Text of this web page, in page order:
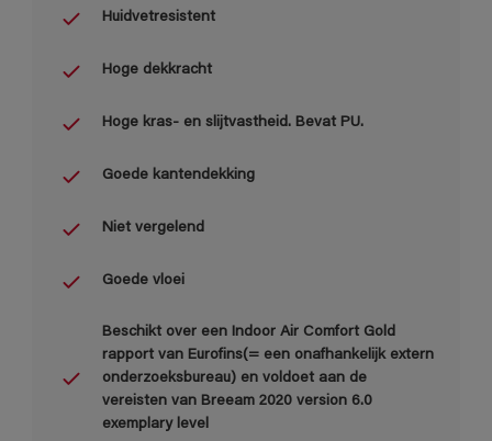
Huidvetresistent
Hoge dekkracht
Hoge kras- en slijtvastheid. Bevat PU.
Goede kantendekking
Niet vergelend
Goede vloei
Beschikt over een Indoor Air Comfort Gold
rapport van Eurofins(= een onafhankelijk extern
onderzoeksbureau) en voldoet aan de
vereisten van Breeam 2020 version 6.0
exemplary level